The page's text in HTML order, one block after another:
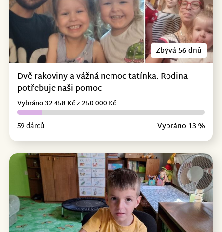
Zbývá 56 dnů
Dvě rakoviny a vážná nemoc tatínka. Rodina
potřebuje naši pomoc
59 dárců Vybráno 13 %
Vybráno 32 458 Kč z 250 000 Kč